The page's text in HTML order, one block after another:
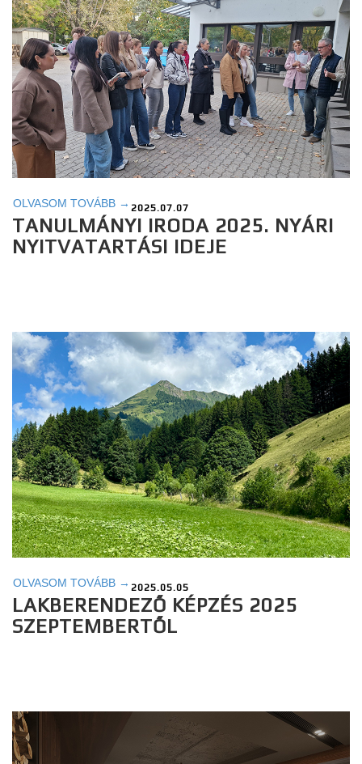
OLVASOM TOVÁBB → 2025.07.07
TANULMÁNYI IRODA 2025. NYÁRI
NYITVATARTÁSI IDEJE
OLVASOM TOVÁBB → 2025.05.05
LAKBERENDEZŐ KÉPZÉS 2025
SZEPTEMBERTŐL